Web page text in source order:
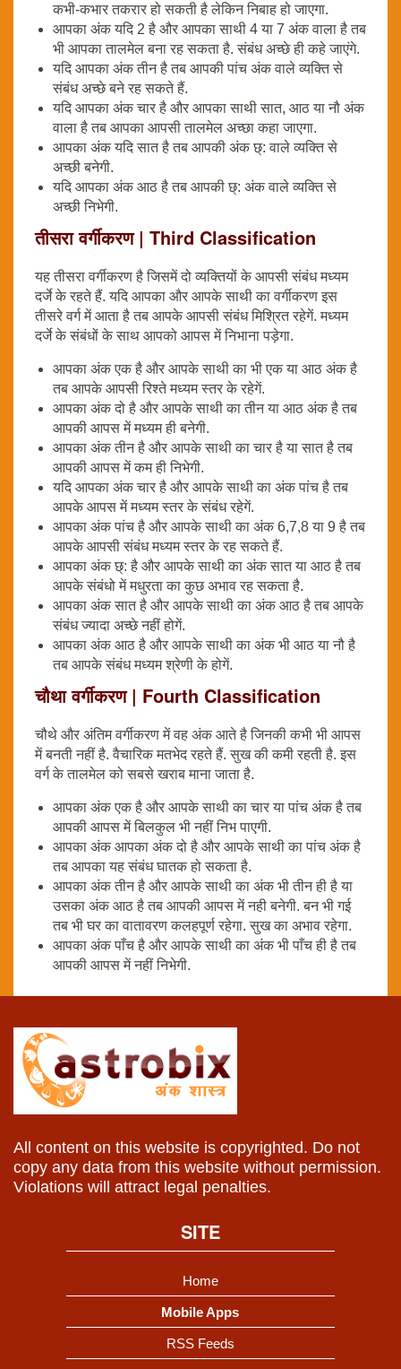
कभी-कभार तकरार हो सकती है लेकिन निबाह हो जाएगा.
आपका अंक यदि 2 है और आपका साथी 4 या 7 अंक वाला है तब
भी आपका तालमेल बना रह सकता है. संबंध अच्छे ही कहे जाएंगे.
यदि आपका अंक तीन है तब आपकी पांच अंक वाले व्यक्ति से
संबंध अच्छे बने रह सकते हैं.
यदि आपका अंक चार है और आपका साथी सात, आठ या नौ अंक
वाला है तब आपका आपसी तालमेल अच्छा कहा जाएगा.
आपका अंक यदि सात है तब आपकी अंक छ्: वाले व्यक्ति से
अच्छी बनेगी.
यदि आपका अंक आठ है तब आपकी छ्: अंक वाले व्यक्ति से
अच्छी निभेगी.
तीसरा वर्गीकरण | Third Classification
यह तीसरा वर्गीकरण है जिसमें दो व्यक्तियों के आपसी संबंध मध्यम
दर्जे के रहते हैं. यदि आपका और आपके साथी का वर्गीकरण इस
तीसरे वर्ग में आता है तब आपके आपसी संबंध मिश्रित रहेगें. मध्यम
दर्जे के संबंधों के साथ आपको आपस में निभाना पड़ेगा.
आपका अंक एक है और आपके साथी का भी एक या आठ अंक है
तब आपके आपसी रिश्ते मध्यम स्तर के रहेगें.
आपका अंक दो है और आपके साथी का तीन या आठ अंक है तब
आपकी आपस में मध्यम ही बनेगी.
आपका अंक तीन है और आपके साथी का चार है या सात है तब
आपकी आपस में कम ही निभेगी.
यदि आपका अंक चार है और आपके साथी का अंक पांच है तब
आपके आपस में मध्यम स्तर के संबंध रहेगें.
आपका अंक पांच है और आपके साथी का अंक 6,7,8 या 9 है तब
आपके आपसी संबंध मध्यम स्तर के रह सकते हैं.
आपका अंक छ्: है और आपके साथी का अंक सात या आठ है तब
आपके संबंधो में मधुरता का कुछ अभाव रह सकता है.
आपका अंक सात है और आपके साथी का अंक आठ है तब आपके
संबंध ज्यादा अच्छे नहीं होगें.
आपका अंक आठ है और आपके साथी का अंक भी आठ या नौ है
तब आपके संबंध मध्यम श्रेणी के होगें.
चौथा वर्गीकरण | Fourth Classification
चौथे और अंतिम वर्गीकरण में वह अंक आते है जिनकी कभी भी आपस
में बनती नहीं है. वैचारिक मतभेद रहते हैं. सुख की कमी रहती है. इस
वर्ग के तालमेल को सबसे खराब माना जाता है.
आपका अंक एक है और आपके साथी का चार या पांच अंक है तब
आपकी आपस में बिलकुल भी नहीं निभ पाएगी.
आपका अंक आपका अंक दो है और आपके साथी का पांच अंक है
तब आपका यह संबंध घातक हो सकता है.
आपका अंक तीन है और आपके साथी का अंक भी तीन ही है या
उसका अंक आठ है तब आपकी आपस में नही बनेगी. बन भी गई
तब भी घर का वातावरण कलहपूर्ण रहेगा. सुख का अभाव रहेगा.
आपका अंक पाँच है और आपके साथी का अंक भी पाँच ही है तब
आपकी आपस में नहीं निभेगी.
All content on this website is copyrighted. Do not
copy any data from this website without permission.
Violations will attract legal penalties.
SITE
Home
Mobile Apps
RSS Feeds